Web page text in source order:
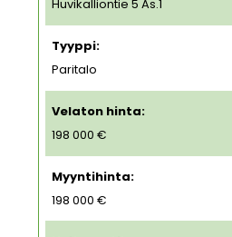
Huvikalliontie 5 As.1
Tyyppi:
Paritalo
Velaton hinta:
198 000 €
Myyntihinta:
198 000 €